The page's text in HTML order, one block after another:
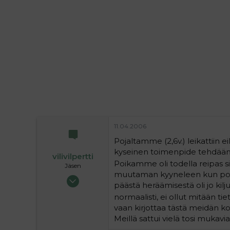
vilivilpertti
Jäsen
19.09.2005
11.04.2006
Pojaltamme (2,6v.) leikattiin
kyseinen toimenpide
Poikamme oli todella reipas
muutaman kyyneleen kun
päästä heräämisestä oli jo
normaalisti, ei ollut mitään
vaan kirjottaa tästä meidän
Meillä sattui vielä tosi